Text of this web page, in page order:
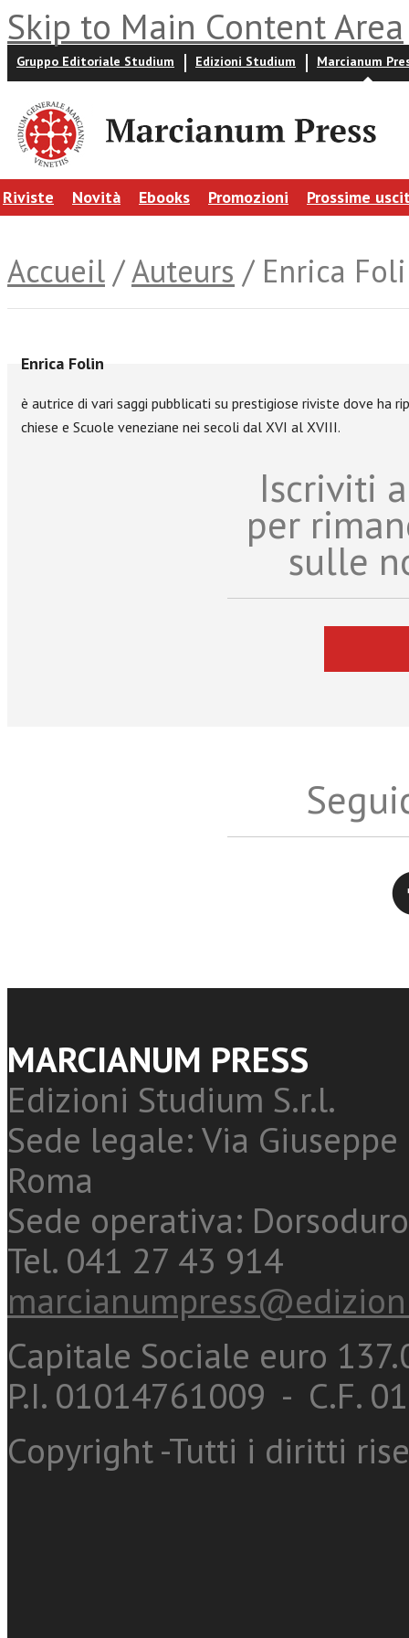
Skip to Main Content Area
Gruppo Editoriale Studium Edizioni Studium Marcianum
Riviste Novità Ebooks Promozioni Prossime
Accueil /Auteurs / Enrica
Enrica Folin
è autrice di vari saggi pubblicati su prestigiose riviste dove ha
chiese e Scuole veneziane nei secoli dal XVI al XVIII.
Iscriviti
per
sulle
MARCIANUM PRESS
Edizioni Studium S.r.l.
Sede legale: Via
Roma
Sede operativa:
Tel. 041 27 43 914
Capitale Sociale euro
P.I. 01014761009 - C.F.
Copyright -Tutti i diritti